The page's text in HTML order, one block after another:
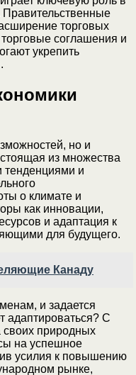
Правительственные
торговых
соглашения и
укрепить
но и
из множества
тенденциями и
о климате и
как инновации,
и адаптация к
для будущего.
Канаду
и задается
адаптироваться? С
своих природных
на успешное
усилия к повышению
рынке,